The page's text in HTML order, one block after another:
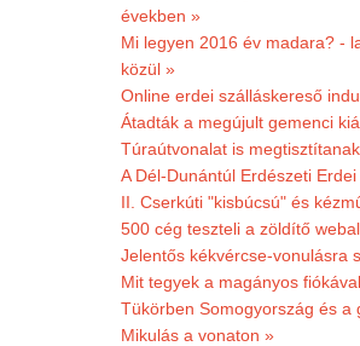
években »
Mi legyen 2016 év madara? -
közül »
Online erdei szálláskereső
Átadták a megújult gemenci
Túraútvonalat is
A Dél-Dunántúl Erdészeti
II. Cserkúti "kisbúcsú" és
500 cég teszteli a zöldítő
Jelentős kékvércse-vonulásra
Mit tegyek a magányos
Tükörben Somogyország és a
Mikulás a vonaton »